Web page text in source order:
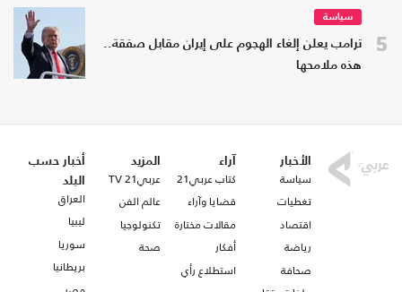
5
سياسة
ترامب يعلن إلغاء الهجوم على إيران مقابل صفقة..
هذه ملامحها
الأخبار
سياسة
تغطيات
اقتصاد
رياضة
صحافة
آراء
كتاب عربي21
قضايا وآراء
مقالات مختارة
أفكار
استطلاع رأي
المزيد
عربي21 TV
عالم الفن
تكنولوجيا
صحة
أخبار حسب
البلد
العراق
ليبيا
سوريا
بريطانيا